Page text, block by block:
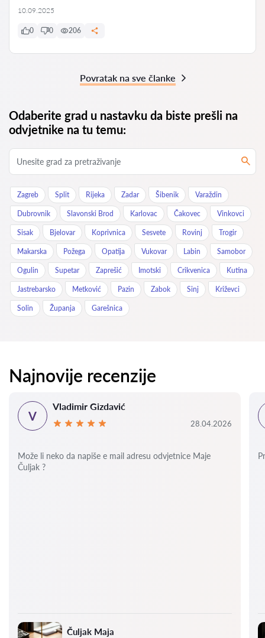
10.09.2025
0 0 206
Povratak na sve članke
Odaberite grad u nastavku da biste prešli na
odvjetnike na tu temu:
Zagreb Split Rijeka Zadar Šibenik Varaždin
Dubrovnik Slavonski Brod Karlovac Čakovec Vinkovci
Sisak Bjelovar Koprivnica Sesvete Rovinj Trogir
Makarska Požega Opatija Vukovar Labin Samobor
Ogulin Supetar Zaprešić Imotski Crikvenica Kutina
Jastrebarsko Metković Pazin Zabok Sinj Križevci
Solin Županja Garešnica
Najnovije recenzije
Čuljak Maja
V
Vladimir Gizdavić
28.04.2026
Može li neko da napiše e mail adresu odvjetnice Maje
Čuljak ?